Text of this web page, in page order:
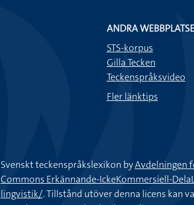
ANDRA
STS-korpus
Gilla Tecken
Teckenspråksvideo
Fler länktips
Svenskt teckenspråkslexikon byAvdelningen
Commons Erkännande-IckeKommersiell-
lingvistik/. Tillstånd utöver denna licens kan